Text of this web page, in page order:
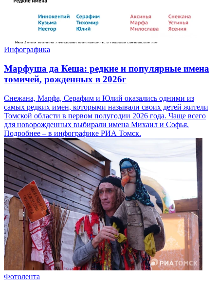
Инфографика
Марфуша да Кеша: редкие и популярные имена
томичей, рожденных в 2026г
Снежана, Марфа, Серафим и Юлий оказались одними из
самых редких имен, которыми называли своих детей жители
Томской области в первом полугодии 2026 года. Чаще всего
для новорожденных выбирали имена Михаил и Софья.
Подробнее – в инфографике РИА Томск.
Фотолента